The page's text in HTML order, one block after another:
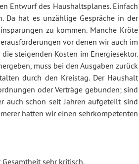
Entwurf des Haushaltsplanes. Einfach
Da hat es unzählige Gespräche in der
zu kommen. Manche Kröte
vor denen wir auch im
steigenden Kosten im Energiesektor.
muss bei den Ausgaben zurück
durch den Kreistag. Der Haushalt
oder Verträge gebunden; sind
auch schon seit Jahren aufgeteilt sind
hatten wir einen sehrkompetenten
sehr kritisch.